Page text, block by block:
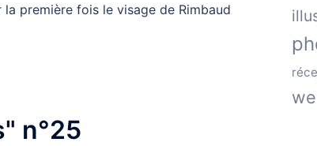
première fois le visage de Rimbaud
n°25